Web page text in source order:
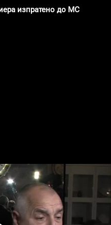
изпратено до МС